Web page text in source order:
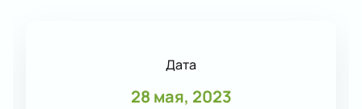
Дата
28 мая, 2023